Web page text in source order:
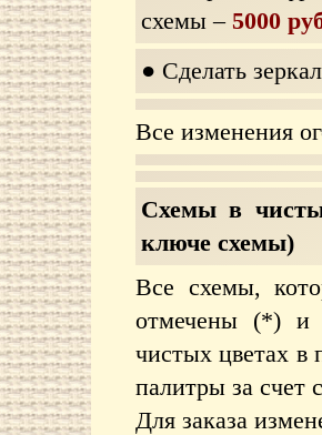
схемы – 5000
● Сделать
Все изменения
Схемы в
ключе схемы)
Все схемы,
отмечены (*) и
чистых цветах в
палитры за счет
Для заказа